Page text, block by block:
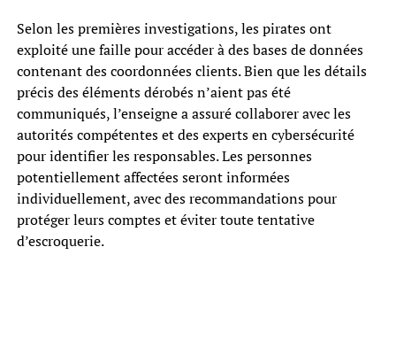
Selon les premières investigations, les pirates ont
exploité une faille pour accéder à des bases de données
contenant des coordonnées clients. Bien que les détails
précis des éléments dérobés n’aient pas été
communiqués, l’enseigne a assuré collaborer avec les
autorités compétentes et des experts en cybersécurité
pour identifier les responsables. Les personnes
potentiellement affectées seront informées
individuellement, avec des recommandations pour
protéger leurs comptes et éviter toute tentative
d’escroquerie.